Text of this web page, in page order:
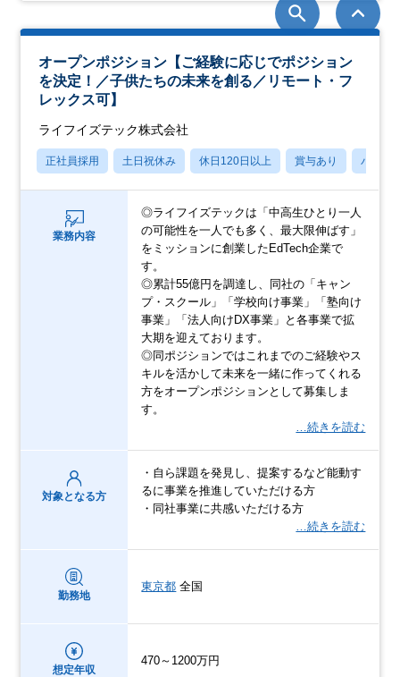
オープンポジション【ご経験に応じでポジション
を決定！／子供たちの未来を創る／リモート・フ
レックス可】
ライフイズテック株式会社
正社員採用 土日祝休み 休日120日以上 賞与あり パパマ
業務内容
◎ライフイズテックは「中高生ひとり一人
の可能性を一人でも多く、最大限伸ばす」
をミッションに創業したEdTech企業で
す。
◎累計55億円を調達し、同社の「キャン
プ・スクール」「学校向け事業」「塾向け
事業」「法人向けDX事業」と各事業で拡
大期を迎えております。
◎同ポジションではこれまでのご経験やス
キルを活かして未来を一緒に作ってくれる
方をオープンポジションとして募集しま
す。
…続きを読む
対象となる方
・自ら課題を発見し、提案するなど能動す
るに事業を推進していただける方
・同社事業に共感いただける方
…続きを読む
勤務地
東京都 全国
想定年収
470～1200万円